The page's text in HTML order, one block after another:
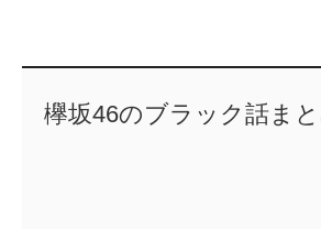
欅坂46のブラック話ま